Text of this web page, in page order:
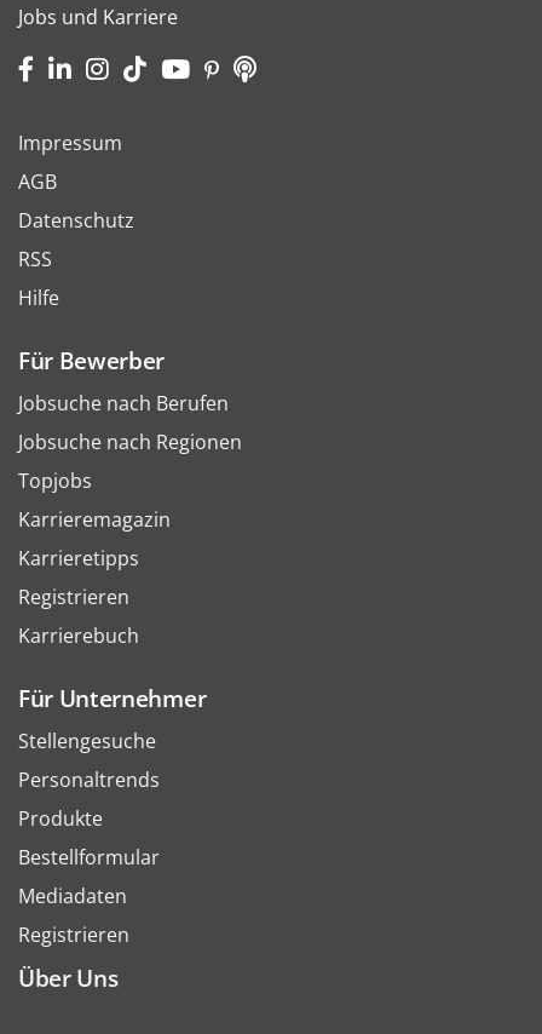
Jobs und Karriere
Impressum
AGB
Datenschutz
RSS
Hilfe
Für Bewerber
Jobsuche nach Berufen
Jobsuche nach Regionen
Topjobs
Karrieremagazin
Karrieretipps
Registrieren
Karrierebuch
Für Unternehmer
Stellengesuche
Personaltrends
Produkte
Bestellformular
Mediadaten
Registrieren
Über Uns